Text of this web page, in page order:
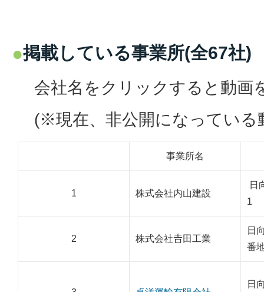
掲載している事業所(全67社)
会社名をクリックすると動画
(※現在、非公開になっている
事業所名
1 株式会社内山建設
日
1
2 株式会社𠮷田工業
日
番
日